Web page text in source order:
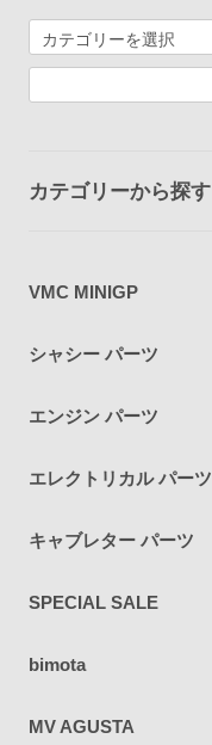
カテゴリーから探す
VMC MINIGP
シャシー パーツ
エンジン パーツ
エレクトリカル パーツ
キャブレター パーツ
SPECIAL SALE
bimota
MV AGUSTA